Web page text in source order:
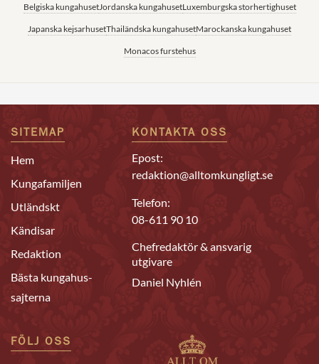
Belgiska kungahusetJordanska kungahusetLuxemburgska storhertighuset
Japanska kejsarhusetThailändska kungahusetMarockanska kungahuset
Monacos furstehus
SITEMAP
Hem
Kungafamiljen
Utländskt
Kändisar
Redaktion
Bästa kungahus-
sajterna
KONTAKTA OSS
Epost:
redaktion@alltomkungligt.se
Telefon:
08-611 90 10
Chefredaktör & ansvarig
utgivare
Daniel Nyhlén
FÖLJ OSS